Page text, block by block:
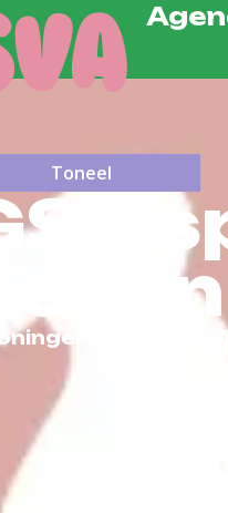
Toneel
Konijn
Studenten